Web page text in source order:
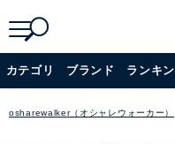
カテゴリ ブランド ランキ
osharewalker（オシャレウォーカー）